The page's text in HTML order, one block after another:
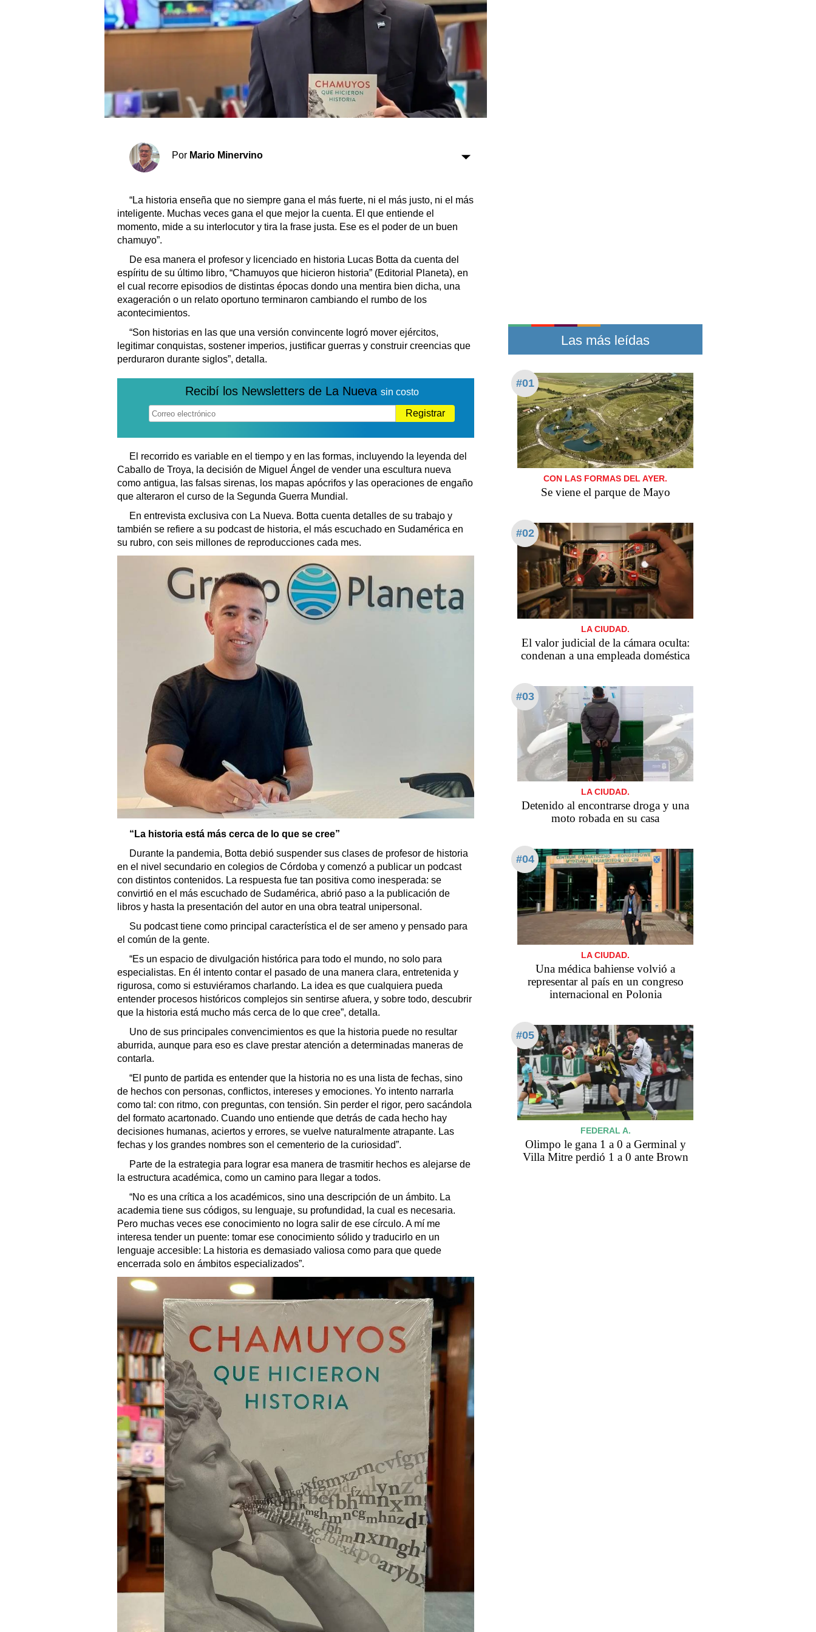
Sociedad y tiempo libre
Sociedad
Tecnología
El tiempo
Fúnebres
Horóscopo
Suplementos
Transportes
Loterías
Datos Útiles
Edictos
Teléfonos de urgencia
Por Mario Minervino
“La historia enseña que no siempre gana el más fuerte, ni el más justo, ni el más
inteligente. Muchas veces gana el que mejor la cuenta. El que entiende el
momento, mide a su interlocutor y tira la frase justa. Ese es el poder de un buen
chamuyo”.
De esa manera el profesor y licenciado en historia Lucas Botta da cuenta del
espíritu de su último libro, “Chamuyos que hicieron historia” (Editorial Planeta), en
el cual recorre episodios de distintas épocas dondo una mentira bien dicha, una
exageración o un relato oportuno terminaron cambiando el rumbo de los
acontecimientos.
“Son historias en las que una versión convincente logró mover ejércitos,
legitimar conquistas, sostener imperios, justificar guerras y construir creencias que
perduraron durante siglos”, detalla.
Recibí los Newsletters de La Nueva sin costo
Registrar
El recorrido es variable en el tiempo y en las formas, incluyendo la leyenda del
Caballo de Troya, la decisión de Miguel Ángel de vender una escultura nueva
como antigua, las falsas sirenas, los mapas apócrifos y las operaciones de engaño
que alteraron el curso de la Segunda Guerra Mundial.
En entrevista exclusiva con La Nueva. Botta cuenta detalles de su trabajo y
también se refiere a su podcast de historia, el más escuchado en Sudamérica en
su rubro, con seis millones de reproducciones cada mes.
“La historia está más cerca de lo que se cree”
Durante la pandemia, Botta debió suspender sus clases de profesor de historia
en el nivel secundario en colegios de Córdoba y comenzó a publicar un podcast
con distintos contenidos. La respuesta fue tan positiva como inesperada: se
convirtió en el más escuchado de Sudamérica, abrió paso a la publicación de
libros y hasta la presentación del autor en una obra teatral unipersonal.
Su podcast tiene como principal característica el de ser ameno y pensado para
el común de la gente.
“Es un espacio de divulgación histórica para todo el mundo, no solo para
especialistas. En él intento contar el pasado de una manera clara, entretenida y
rigurosa, como si estuviéramos charlando. La idea es que cualquiera pueda
entender procesos históricos complejos sin sentirse afuera, y sobre todo, descubrir
que la historia está mucho más cerca de lo que cree”, detalla.
Uno de sus principales convencimientos es que la historia puede no resultar
aburrida, aunque para eso es clave prestar atención a determinadas maneras de
contarla.
“El punto de partida es entender que la historia no es una lista de fechas, sino
de hechos con personas, conflictos, intereses y emociones. Yo intento narrarla
como tal: con ritmo, con preguntas, con tensión. Sin perder el rigor, pero sacándola
del formato acartonado. Cuando uno entiende que detrás de cada hecho hay
decisiones humanas, aciertos y errores, se vuelve naturalmente atrapante. Las
fechas y los grandes nombres son el cementerio de la curiosidad”.
Parte de la estrategia para lograr esa manera de trasmitir hechos es alejarse de
la estructura académica, como un camino para llegar a todos.
“No es una crítica a los académicos, sino una descripción de un ámbito. La
academia tiene sus códigos, su lenguaje, su profundidad, la cual es necesaria.
Pero muchas veces ese conocimiento no logra salir de ese círculo. A mí me
interesa tender un puente: tomar ese conocimiento sólido y traducirlo en un
lenguaje accesible: La historia es demasiado valiosa como para que quede
encerrada solo en ámbitos especializados”.
Las más leídas
#01
CON LAS FORMAS DEL AYER.
Se viene el parque de Mayo
#02
LA CIUDAD.
El valor judicial de la cámara oculta:
condenan a una empleada doméstica
#03
LA CIUDAD.
Detenido al encontrarse droga y una
moto robada en su casa
#04
LA CIUDAD.
Una médica bahiense volvió a
representar al país en un congreso
internacional en Polonia
#05
FEDERAL A.
Olimpo le gana 1 a 0 a Germinal y
Villa Mitre perdió 1 a 0 ante Brown